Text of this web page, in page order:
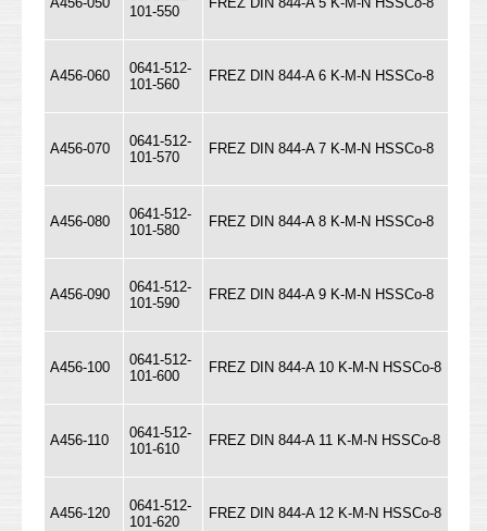
101-550
A456-060
0641-512-
101-560
FREZ DIN 844-A 6 K-M-N HSSCo-8
A456-070
0641-512-
101-570
FREZ DIN 844-A 7 K-M-N HSSCo-8
A456-080
0641-512-
101-580
FREZ DIN 844-A 8 K-M-N HSSCo-8
A456-090
0641-512-
101-590
FREZ DIN 844-A 9 K-M-N HSSCo-8
A456-100
0641-512-
101-600
FREZ DIN 844-A 10 K-M-N HSSCo-8
A456-110
0641-512-
101-610
FREZ DIN 844-A 11 K-M-N HSSCo-8
A456-120
0641-512-
101-620
FREZ DIN 844-A 12 K-M-N HSSCo-8